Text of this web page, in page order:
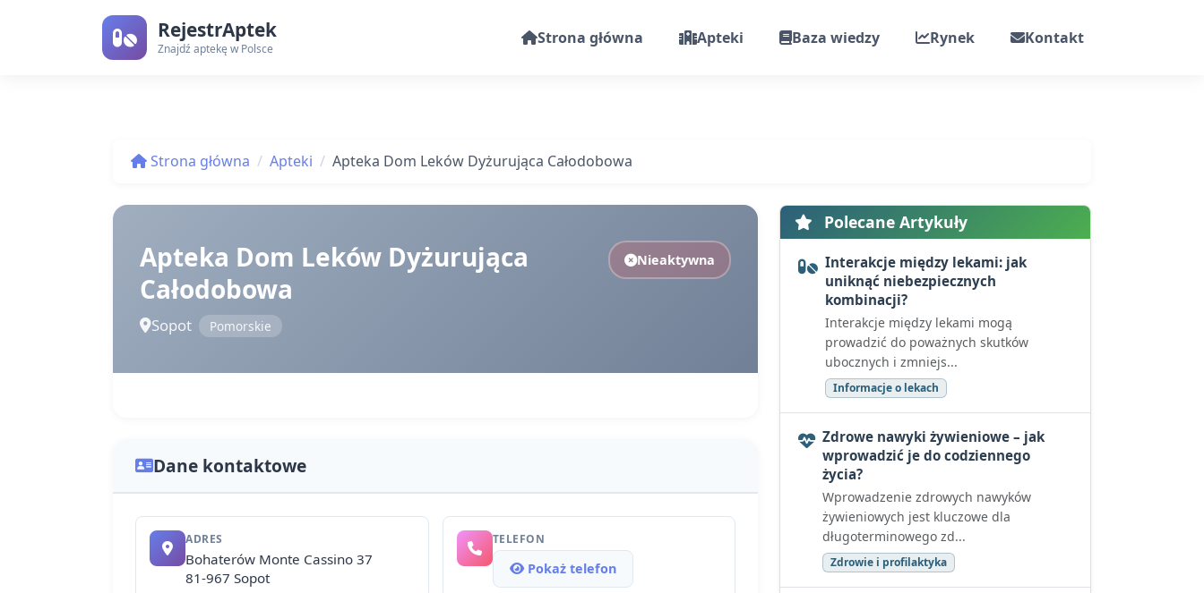
RejestrAptek
Znajdź aptekę w Polsce
Strona główna Apteki Baza wiedzy Rynek Kontakt
Strona główna Apteki Apteka Dom Leków Dyżurująca Całodobowa
Apteka Dom Leków Dyżurująca
Całodobowa
Sopot Pomorskie
Nieaktywna
Dane kontaktowe
ADRES
Bohaterów Monte Cassino 37
81-967 Sopot
TELEFON
Pokaż telefon
Polecane Artykuły
Interakcje między lekami: jak
uniknąć niebezpiecznych
kombinacji?
Interakcje między lekami mogą
prowadzić do poważnych skutków
ubocznych i zmniejs...
Informacje o lekach
Zdrowe nawyki żywieniowe – jak
wprowadzić je do codziennego
życia?
Wprowadzenie zdrowych nawyków
żywieniowych jest kluczowe dla
długoterminowego zd...
Zdrowie i profilaktyka